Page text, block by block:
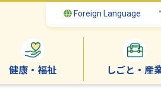
Foreign Language
健康・福祉 しごと・産